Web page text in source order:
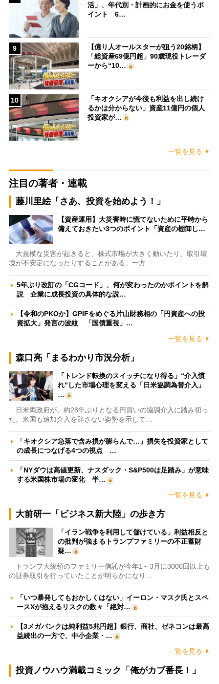
活」、年代別・計画的にお金を使うポ
イント 6…
9
【億り人オールスターが狙う20銘柄】
「総資産69億円超」90歳現役トレーダ
ーから“10…
10
「キオクシアが今後も利益を出し続け
るかは分からない」資産11億円の個人
投資家が…
一覧を見る
注目の著者・連載
藤川里絵「さあ、投資を始めよう！」
【資産運用】大災害時に慌てないために平時から
備えておきたい3つのポイント「資産の棚卸し…
大規模な災害が起きると、株式市場が大きく動いたり、取引環
境が不安定になったりすることがある。一方…
5年ぶり改訂の「CGコード」、何が変わったのかポイントを解
説 企業に成長投資の具体的な説…
【令和のPKOか】GPIFをめぐる片山財務相の「円資産への投
資拡大」発言の波紋 「国債重視」…
一覧を見る
森口亮「まるわかり市況分析」
「トレンド転換のスイッチになり得る」“介入慣
れ”した市場心理を変える「日米協調為替介入」
…
日米両政府が、約28年ぶりとなる円買いの協調介入に踏み切っ
た。米国も追加介入を辞さない姿勢を示して…
「キオクシア急落で含み損が膨らんで…」損失を投資家として
の成長につなげる4つの視点 …
「NYダウは高値更新、ナスダック・S&P500は足踏み」が意味
する米国株市場の変化 半…
一覧を見る
大前研一「ビジネス新大陸」の歩き方
「イラン戦争を利用して儲けている」利益相反と
の批判が強まるトランプファミリーの不正蓄財
疑…
トランプ大統領のファミリー信託が今年1～3月に3000回以上も
の証券取引を行っていたことが明らかになり…
「いつ暴発してもおかしくはない」イーロン・マスク氏とスペ
ースXが抱えるリスクの数々「絶対…
【3メガバンクは純利益5兆円超】銀行、商社、ゼネコンは最高
益続出の一方で、中小企業・…
一覧を見る
投資ノウハウ満載コミック「俺がカブ番長！」